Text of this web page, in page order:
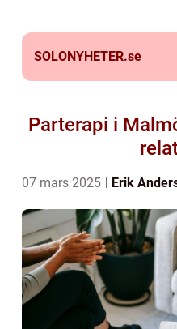
SOLONYHETER.se
Parterapi i
07 mars 2025 Erik